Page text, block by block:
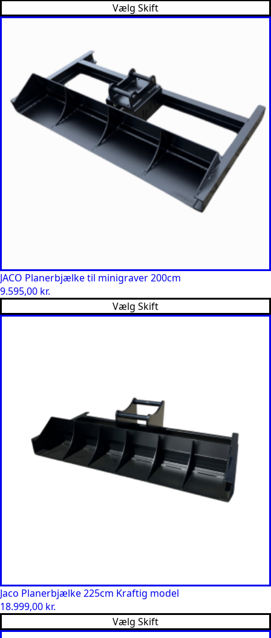
Vælg Skift
JACO Planerbjælke til minigraver 200cm
9.595,00 kr.
Vælg Skift
Jaco Planerbjælke 225cm Kraftig model
18.999,00 kr.
Vælg Skift